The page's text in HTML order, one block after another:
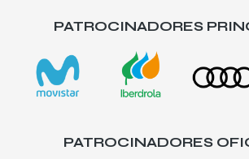
PATROCINADORES
PATROCINADORES